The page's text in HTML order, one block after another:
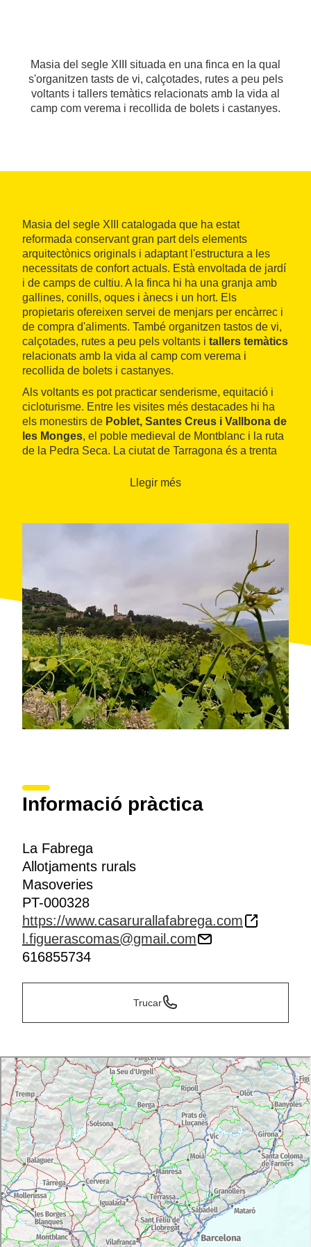
Masia del segle XIII situada en una finca en la qual
s'organitzen tasts de vi, calçotades, rutes a peu pels
voltants i tallers temàtics relacionats amb la vida al
camp com verema i recollida de bolets i castanyes.
Masia del segle XIII catalogada que ha estat
reformada conservant gran part dels elements
arquitectònics originals i adaptant l'estructura a les
necessitats de confort actuals. Està envoltada de jardí
i de camps de cultiu. A la finca hi ha una granja amb
gallines, conills, oques i ànecs i un hort. Els
propietaris ofereixen servei de menjars per encàrrec i
de compra d'aliments. També organitzen tastos de vi,
calçotades, rutes a peu pels voltants i tallers temàtics
relacionats amb la vida al camp com verema i
recollida de bolets i castanyes.
Als voltants es pot practicar senderisme, equitació i
cicloturisme. Entre les visites més destacades hi ha
els monestirs de Poblet, Santes Creus i Vallbona de
les Monges, el poble medieval de Montblanc i la ruta
de la Pedra Seca. La ciutat de Tarragona és a trenta
Llegir més
Informació pràctica
La Fabrega
Allotjaments rurals
Masoveries
PT-000328
https://www.casarurallafabrega.com
l.figuerascomas@gmail.com
616855734
Trucar